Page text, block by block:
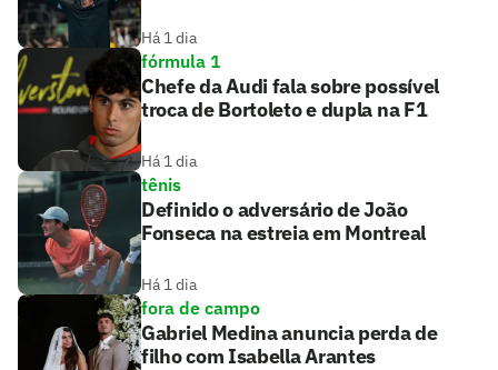
Há 1 dia
fórmula 1
Chefe da Audi fala sobre possível
troca de Bortoleto e dupla na F1
Há 1 dia
tênis
Definido o adversário de João
Fonseca na estreia em Montreal
Há 1 dia
fora de campo
Gabriel Medina anuncia perda de
filho com Isabella Arantes